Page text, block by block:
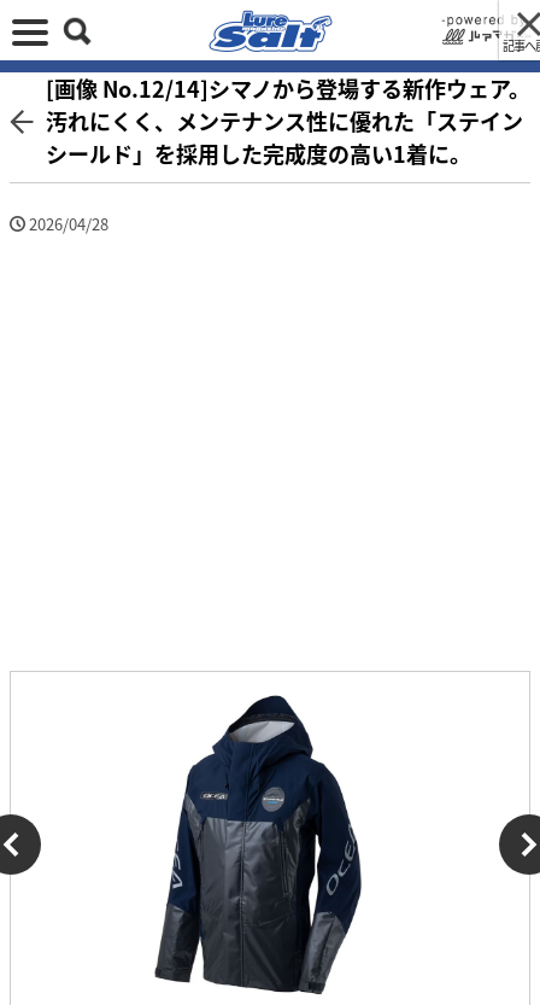
記事へ
[画像 No.12/14]シマノから登場する新作ウェア。
汚れにくく、メンテナンス性に優れた「ステイン
シールド」を採用した完成度の高い1着に。
2026/04/28